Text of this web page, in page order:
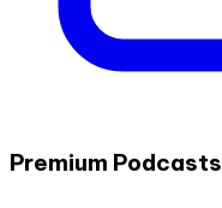
Premium Podcasts